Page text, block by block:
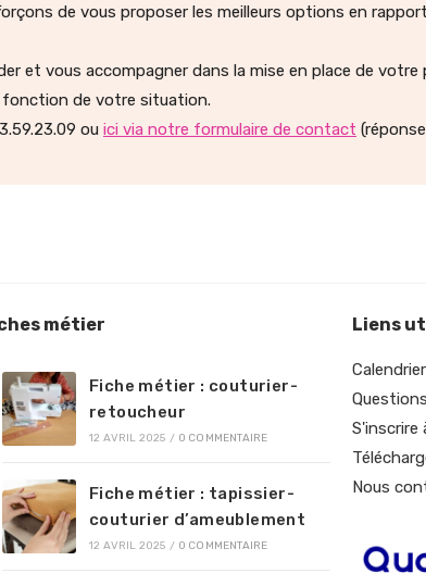
de vous proposer les meilleurs options en
et vous accompagner dans la mise en place de
fonction de votre situation.
ou ici via notre formulaire de contact
métier
Fiche métier : couturier-
retoucheur
12 AVRIL 2025 / 0 COMMENTAIRE
Fiche métier : tapissier-
couturier d’ameublement
12 AVRIL 2025 / 0 COMMENTAIRE
Liens
S'inscrire
Nous